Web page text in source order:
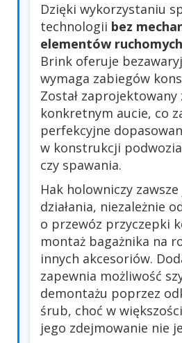
Dzięki wykorzystaniu
technologii bez
elementów ruchomych
Brink oferuje
wymaga zabiegów
Został zaprojektowany
konkretnym aucie, co
perfekcyjne
w konstrukcji
czy spawania.
Hak holowniczy
działania, niezależnie
o przewóz przyczepki
montaż bagażnika na
innych akcesoriów.
zapewnia możliwość
demontażu poprzez
śrub, choć w
jego zdejmowanie nie